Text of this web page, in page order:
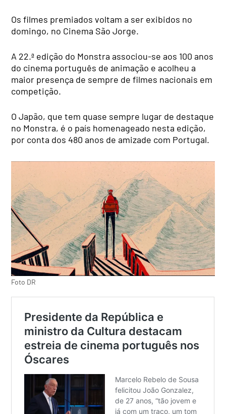
Os filmes premiados voltam a ser exibidos no
domingo, no Cinema São Jorge.
A 22.ª edição do Monstra associou-se aos 100 anos
do cinema português de animação e acolheu a
maior presença de sempre de filmes nacionais em
competição.
O Japão, que tem quase sempre lugar de destaque
no Monstra, é o país homenageado nesta edição,
por conta dos 480 anos de amizade com Portugal.
Foto DR